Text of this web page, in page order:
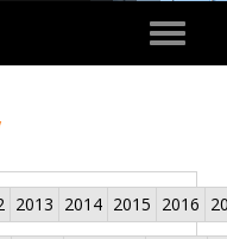
Toggle
2013 2014 2015 2016